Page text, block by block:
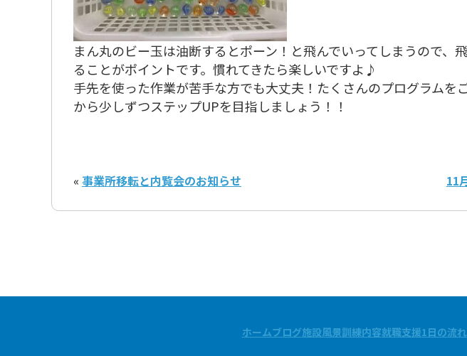
まん丸のビー玉は油断するとポーン！と飛んでいってしまうので、
ることがポイントです。慣れてきたら楽しいですよ♪
手先を使った作業が苦手な方でも大丈夫！たくさんのプログラムを
から少しずつステップUPを目指しましょう！！
« 事業所移転と内覧会のお知らせ 11
ホームブログ施設風景訓練内容就職支援1日の流れ